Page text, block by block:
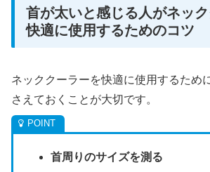
首が太いと感じる人がネッ
快適に使用するためのコツ
ネッククーラーを快適に使用するため
さえておくことが大切です。
首周りのサイズを測る